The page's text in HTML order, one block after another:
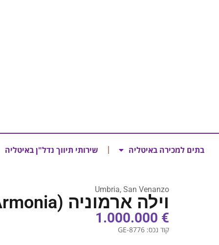
בתים למכירה באיטליה שירותי תיווך נדל"ן באיטליה
Umbria, San Venanzo
וילה ארמוניה (Villa Armonia)
€ 1.000.000
קוד נכס: GE-8776